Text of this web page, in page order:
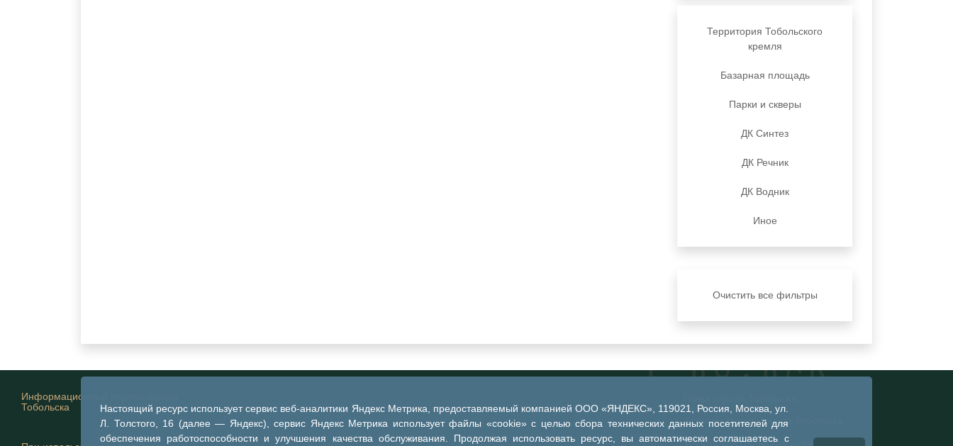
Настоящий ресурс использует сервис веб-аналитики Яндекс Метрика, предоставляемый компанией ООО «ЯНДЕКС», 119021, Россия, Москва, ул.
Л. Толстого, 16 (далее — Яндекс), сервис Яндекс Метрика использует файлы «cookie» с целью сбора технических данных посетителей для
обеспечения работоспособности и улучшения качества обслуживания. Продолжая использовать ресурс, вы автоматически соглашаетесь с
Территория Тобольского
кремля
Базарная площадь
Парки и скверы
ДК Синтез
ДК Речник
ДК Водник
Иное
Очистить все фильтры
Информационный портал города
Тобольска
Администрация города Тобольска
Тобольская городская дума